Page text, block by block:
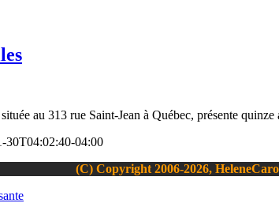
au 313 rue Saint-Jean à Québec, présente
30T04:02:40-04:00
(C) Copyright 2006-2026,